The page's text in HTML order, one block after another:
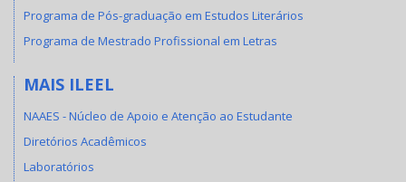
Programa de Pós-graduação em Estudos Literários
Programa de Mestrado Profissional em Letras
MAIS ILEEL
NAAES - Núcleo de Apoio e Atenção ao Estudante
Diretórios Acadêmicos
Laboratórios